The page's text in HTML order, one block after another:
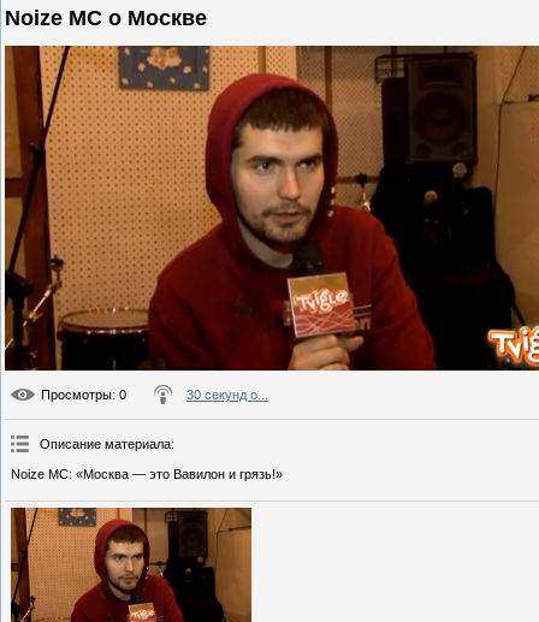
Noize MC о Москве
Просмотры: 0 30 секунд о...
Описание материала:
Noize MC: «Москва — это Вавилон и грязь!»